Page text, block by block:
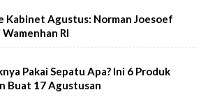
Kabinet Agustus: Norman Joesoef
RI
Pakai Sepatu Apa? Ini 6 Produk
Buat 17 Agustusan